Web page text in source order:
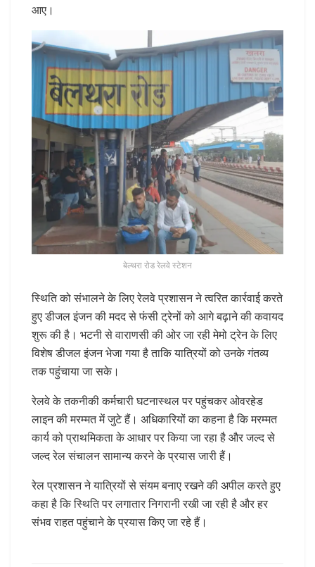
आए।
बेल्थरा रोड रेलवे स्टेशन
स्थिति को संभालने के लिए रेलवे प्रशासन ने त्वरित कार्रवाई करते
हुए डीजल इंजन की मदद से फंसी ट्रेनों को आगे बढ़ाने की कवायद
शुरू की है। भटनी से वाराणसी की ओर जा रही मेमो ट्रेन के लिए
विशेष डीजल इंजन भेजा गया है ताकि यात्रियों को उनके गंतव्य
तक पहुंचाया जा सके।
रेलवे के तकनीकी कर्मचारी घटनास्थल पर पहुंचकर ओवरहेड
लाइन की मरम्मत में जुटे हैं। अधिकारियों का कहना है कि मरम्मत
कार्य को प्राथमिकता के आधार पर किया जा रहा है और जल्द से
जल्द रेल संचालन सामान्य करने के प्रयास जारी हैं।
रेल प्रशासन ने यात्रियों से संयम बनाए रखने की अपील करते हुए
कहा है कि स्थिति पर लगातार निगरानी रखी जा रही है और हर
संभव राहत पहुंचाने के प्रयास किए जा रहे हैं।